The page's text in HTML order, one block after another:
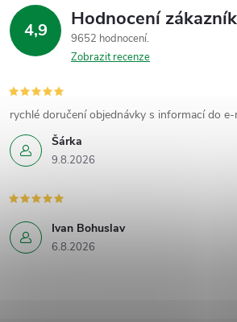
4,9 Hodnocení
9652 hodnocení
Zobrazit recenze
Šárka
9.8.2026
rychlé doručení objednávky s informací do
Ivan Bohuslav
6.8.2026